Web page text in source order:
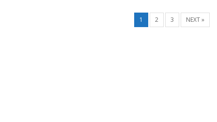
1 2 3 NEXT »